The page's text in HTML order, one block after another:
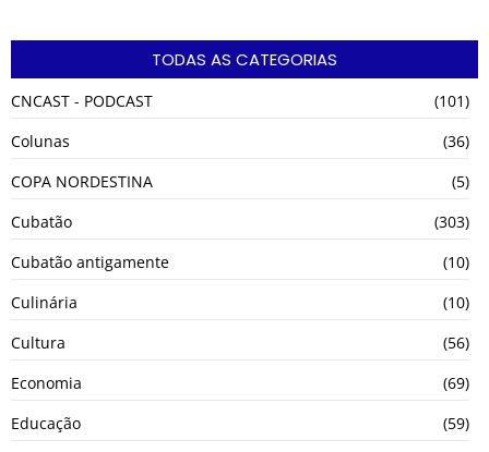
TODAS AS CATEGORIAS
CNCAST - PODCAST
(101)
Colunas
(36)
COPA NORDESTINA
(5)
Cubatão
(303)
Cubatão antigamente
(10)
Culinária
(10)
Cultura
(56)
Economia
(69)
Educação
(59)